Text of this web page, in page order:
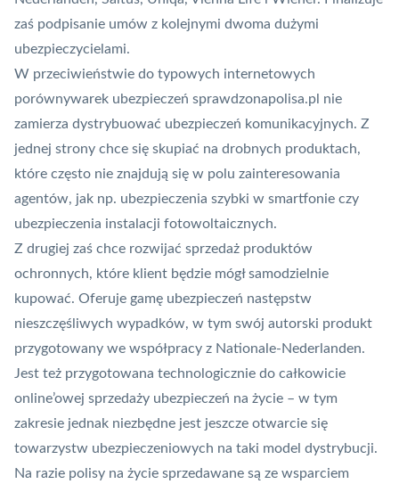
zaś podpisanie umów z kolejnymi dwoma dużymi
ubezpieczycielami.
W przeciwieństwie do typowych internetowych
porównywarek ubezpieczeń sprawdzonapolisa.pl nie
zamierza dystrybuować ubezpieczeń komunikacyjnych. Z
jednej strony chce się skupiać na drobnych produktach,
które często nie znajdują się w polu zainteresowania
agentów, jak np. ubezpieczenia szybki w smartfonie czy
ubezpieczenia instalacji fotowoltaicznych.
Z drugiej zaś chce rozwijać sprzedaż produktów
ochronnych, które klient będzie mógł samodzielnie
kupować. Oferuje gamę ubezpieczeń następstw
nieszczęśliwych wypadków, w tym swój autorski produkt
przygotowany we współpracy z Nationale-Nederlanden.
Jest też przygotowana technologicznie do całkowicie
online’owej sprzedaży ubezpieczeń na życie – w tym
zakresie jednak niezbędne jest jeszcze otwarcie się
towarzystw ubezpieczeniowych na taki model dystrybucji.
Na razie polisy na życie sprzedawane są ze wsparciem